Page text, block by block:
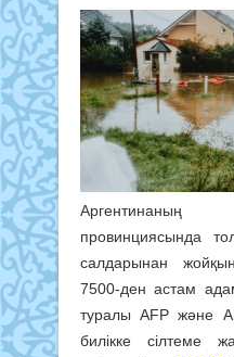
провинциясында
салдарынан
7500-ден астам
туралы AFP және AP
билікке сілтеме